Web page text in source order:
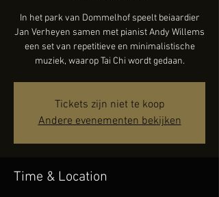
In het park van Dommelhof speelt beiaardier
Jan Verheyen samen met pianist Andy Willems
een set van repetitieve en minimalistische
muziek, waarop Tai Chi wordt gedaan.
Tickets zijn niet te koop
Andere evenementen bekijken
Time & Location